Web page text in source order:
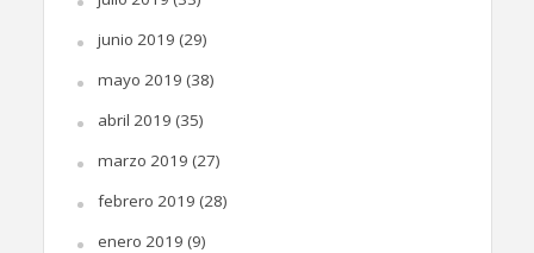
junio 2019 (29)
mayo 2019 (38)
abril 2019 (35)
marzo 2019 (27)
febrero 2019 (28)
enero 2019 (9)